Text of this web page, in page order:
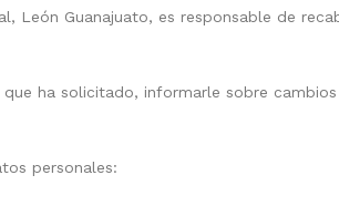
León Guanajuato, es responsable de
ha solicitado, informarle sobre
personales: